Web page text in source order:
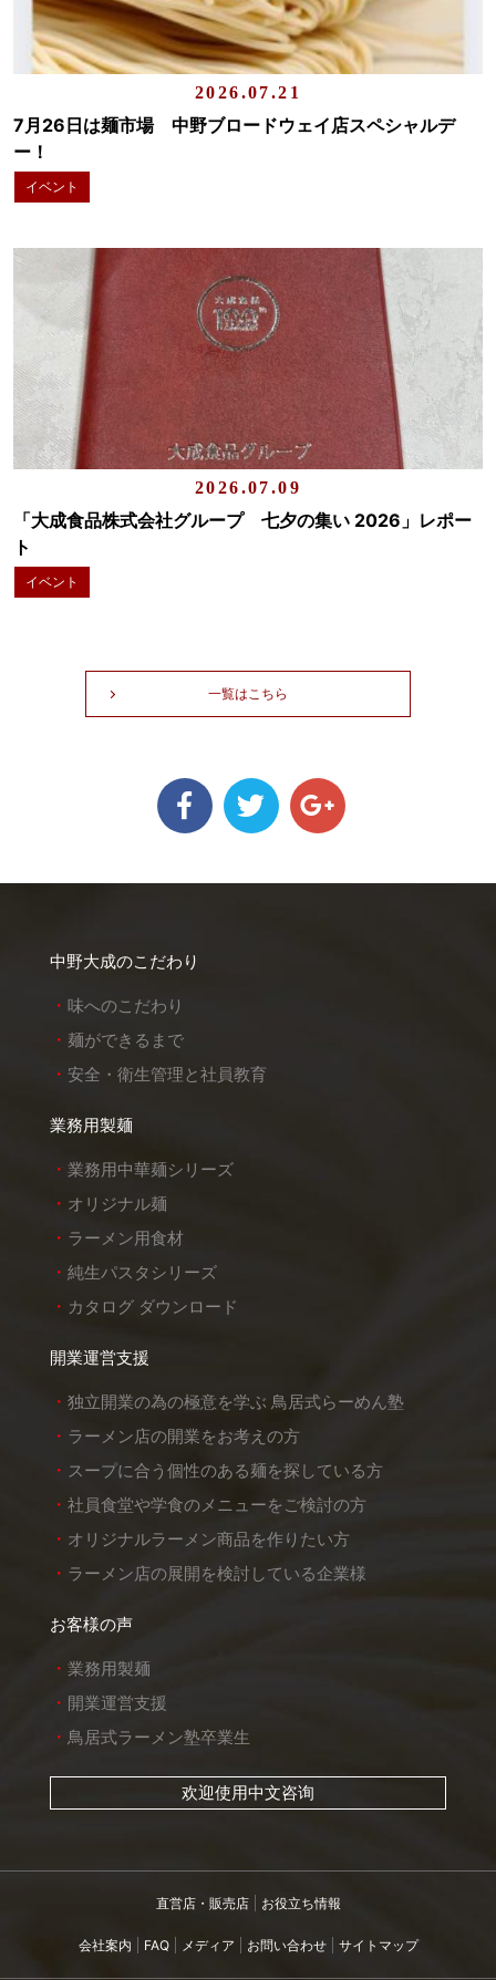
2026.07.21
7月26日は麺市場 中野ブロードウェイ店スペシャルデ
ー！
イベント
2026.07.09
「大成食品株式会社グループ 七夕の集い 2026」レポー
ト
イベント
一覧はこちら
中野大成のこだわり
味へのこだわり
麺ができるまで
安全・衛生管理と社員教育
業務用製麺
業務用中華麺シリーズ
オリジナル麺
ラーメン用食材
純生パスタシリーズ
カタログ ダウンロード
開業運営支援
独立開業の為の極意を学ぶ 鳥居式らーめん塾
ラーメン店の開業をお考えの方
スープに合う個性のある麺を探している方
社員食堂や学食のメニューをご検討の方
オリジナルラーメン商品を作りたい方
ラーメン店の展開を検討している企業様
お客様の声
業務用製麺
開業運営支援
鳥居式ラーメン塾卒業生
欢迎使用中文咨询
直営店・販売店 お役立ち情報
会社案内 FAQ メディア お問い合わせ サイトマップ